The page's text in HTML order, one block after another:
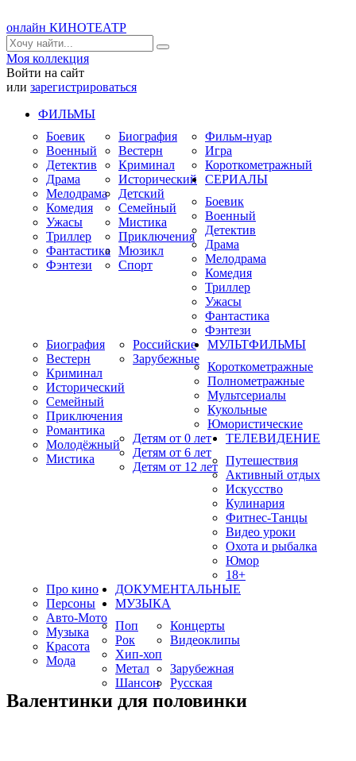
онлайн КИНОТЕАТР
Моя коллекция
Войти на сайт
или зарегистрироваться
ФИЛЬМЫ
Боевик
Военный
Детектив
Драма
Мелодрама
Комедия
Ужасы
Триллер
Фантастика
Фэнтези
Биография
Вестерн
Криминал
Исторический
Детский
Семейный
Мистика
Приключения
Мюзикл
Спорт
Фильм-нуар
Игра
Короткометражный
СЕРИАЛЫ
Боевик
Военный
Детектив
Драма
Мелодрама
Комедия
Триллер
Ужасы
Фантастика
Фэнтези
Биография
Вестерн
Криминал
Исторический
Семейный
Приключения
Романтика
Молодёжный
Мистика
Российские
Зарубежные
МУЛЬТФИЛЬМЫ
Короткометражные
Полнометражные
Мультсериалы
Кукольные
Юмористические
Детям от 0 лет
Детям от 6 лет
Детям от 12 лет
ТЕЛЕВИДЕНИЕ
Путешествия
Активный отдых
Искусство
Кулинария
Фитнес-Танцы
Видео уроки
Охота и рыбалка
Юмор
18+
Про кино
Персоны
Авто-Мото
Музыка
Красота
Мода
ДОКУМЕНТАЛЬНЫЕ
МУЗЫКА
Поп
Рок
Хип-хоп
Метал
Шансон
Концерты
Видеоклипы
Зарубежная
Русская
Валентинки для половинки